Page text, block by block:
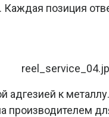
Каждая позиция
адгезией к
производителем